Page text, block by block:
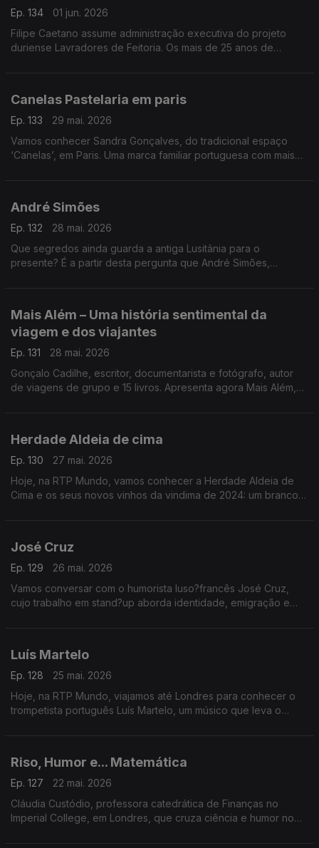
Ep. 134
01 jun. 2026
Filipe Caetano assume administração executiva do projeto
duriense Lavradores de Feitoria. Os mais de 25 anos de
espalhadas pelas três sub-regiões do Douro.
Canelas Pastelaria em paris
Ep. 133
29 mai. 2026
Vamos conhecer Sandra Gonçalves, do tradicional espaço
‘Canelas’, em Paris. Uma marca familiar portuguesa com mais
André Simões
Ep. 132
28 mai. 2026
Que segredos ainda guarda a antiga Lusitânia para o
presente? É a partir desta pergunta que André Simões,
Mais Além – Uma história sentimental da
viagem e dos viajantes
Ep. 131
28 mai. 2026
Gonçalo Cadilhe, escritor, documentarista e fotógrafo, autor
de viagens de grupo e 15 livros. Apresenta agora Mais Além,
Herdade Aldeia de cima
Ep. 130
27 mai. 2026
Hoje, na RTP Mundo, vamos conhecer a Herdade Aldeia de
Cima e os seus novos vinhos da vindima de 2024: um branco e
José Cruz
Ep. 129
26 mai. 2026
Vamos conversar com o humorista luso?francês José Cruz,
cujo trabalho em stand?up aborda identidade, emigração e
Luís Martelo
Ep. 128
25 mai. 2026
Hoje, na RTP Mundo, viajamos até Londres para conhecer o
trompetista português Luís Martelo, um músico que leva o
Riso, Humor e... Matemática
Ep. 127
22 mai. 2026
Cláudia Custódio, professora catedrática de Finanças no
Imperial College, em Londres, que cruza ciência e humor no